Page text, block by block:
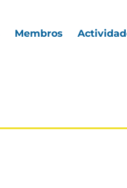
Membros